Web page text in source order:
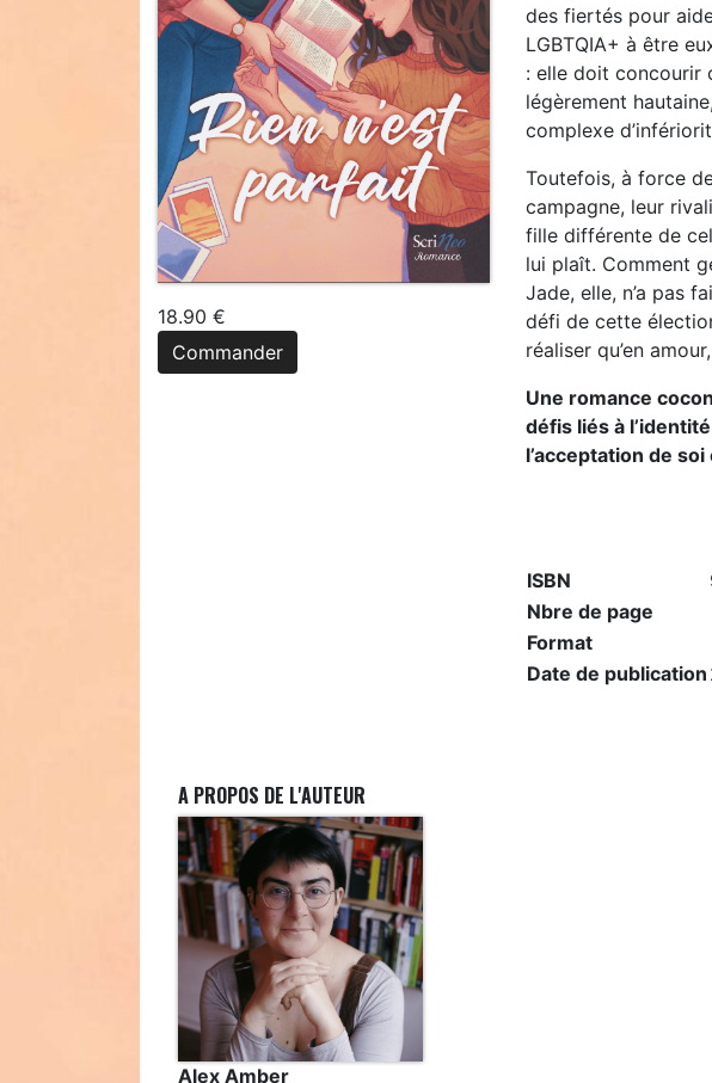
18.90 €
Commander
des fiertés pour
LGBTQIA+ à être
: elle doit concourir
légèrement
complexe
Toutefois, à force
campagne, leur
fille différente de
lui plaît. Comment
Jade, elle, n’a pas
défi de cette
réaliser qu’en
Une romance
défis liés à
l’acceptation de
ISBN
Nbre de page
Format
Date de publication
A PROPOS DE L'AUTEUR
Alex Amber